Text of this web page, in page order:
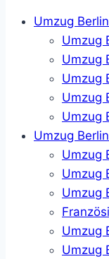
Umzug
Umzug
Umzug
Umzug
Umzug
Umzug
Umzug
Umzug
Umzug
Umzug
Umzug
Umzug